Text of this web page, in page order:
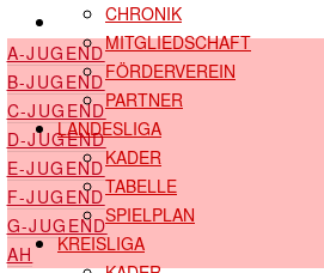
JUGEND & AH
A-JUGEND
B-JUGEND
C-JUGEND
D-JUGEND
E-JUGEND
F-JUGEND
G-JUGEND
AH
CHRONIK
MITGLIEDSCHAFT
FÖRDERVEREIN
PARTNER
LANDESLIGA
KADER
TABELLE
SPIELPLAN
KREISLIGA